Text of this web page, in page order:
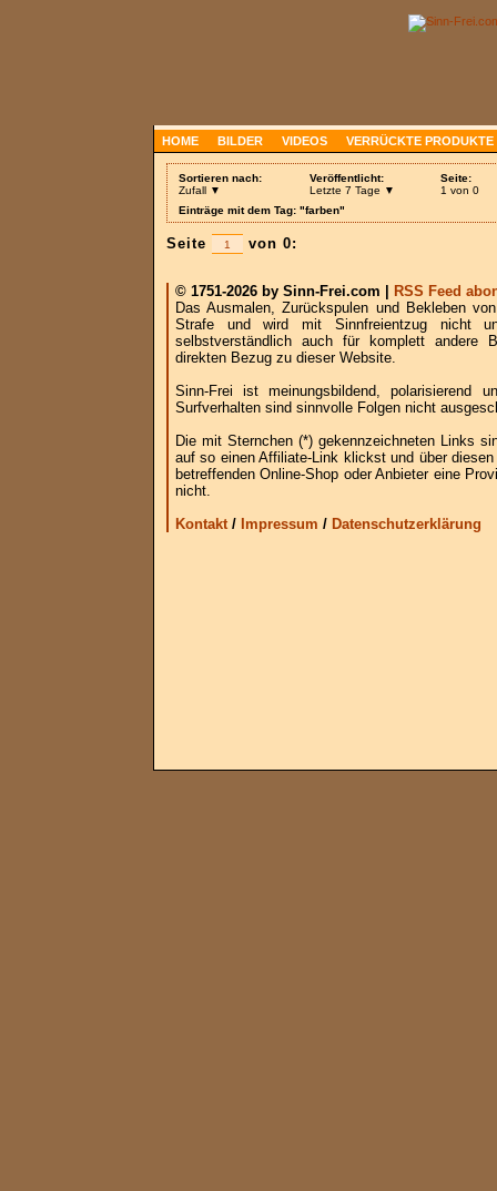
HOME BILDER VIDEOS VERRÜCKTE PRODUKTE
Sortieren nach:
Zufall ▼
Veröffentlicht:
Letzte 7 Tage ▼
Seite:
1 von 0
Einträge mit dem Tag: "farben"
Seite von 0:
© 1751-2026 by Sinn-Frei.com |
RSS Feed
Das Ausmalen, Zurückspulen und Bekleben
Strafe und wird mit Sinnfreientzug nicht
selbstverständlich auch für komplett andere
direkten Bezug zu dieser Website.
Sinn-Frei ist meinungsbildend, polarisierend
Surfverhalten sind sinnvolle Folgen nicht
Die mit Sternchen (*) gekennzeichneten Links
auf so einen Affiliate-Link klickst und über
betreffenden Online-Shop oder Anbieter eine
nicht.
Kontakt/ Impressum / Datenschutzerklärung